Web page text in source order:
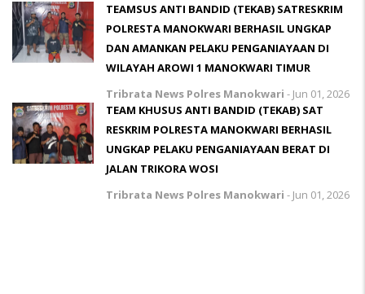
TEAMSUS ANTI BANDID (TEKAB) SATRESKRIM
POLRESTA MANOKWARI BERHASIL UNGKAP
DAN AMANKAN PELAKU PENGANIAYAAN DI
WILAYAH AROWI 1 MANOKWARI TIMUR
Tribrata News Polres Manokwari - Jun 01, 2026
TEAM KHUSUS ANTI BANDID (TEKAB) SAT
RESKRIM POLRESTA MANOKWARI BERHASIL
UNGKAP PELAKU PENGANIAYAAN BERAT DI
JALAN TRIKORA WOSI
Tribrata News Polres Manokwari - Jun 01, 2026